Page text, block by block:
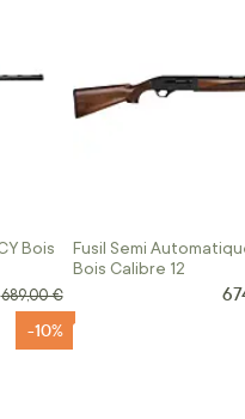
Bois
Prix normal
689,00 €
Fusil Semi
Bois Calibre 12
-10%